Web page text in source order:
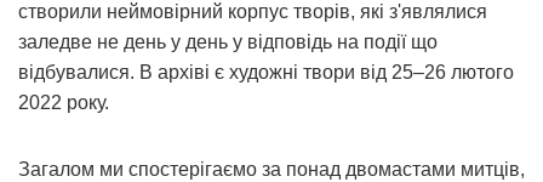
створили неймовірний корпус творів, які з'являлися
заледве не день у день у відповідь на події що
відбувалися. В архіві є художні твори від 25–26 лютого
2022 року.
Загалом ми спостерігаємо за понад двомастами митців,